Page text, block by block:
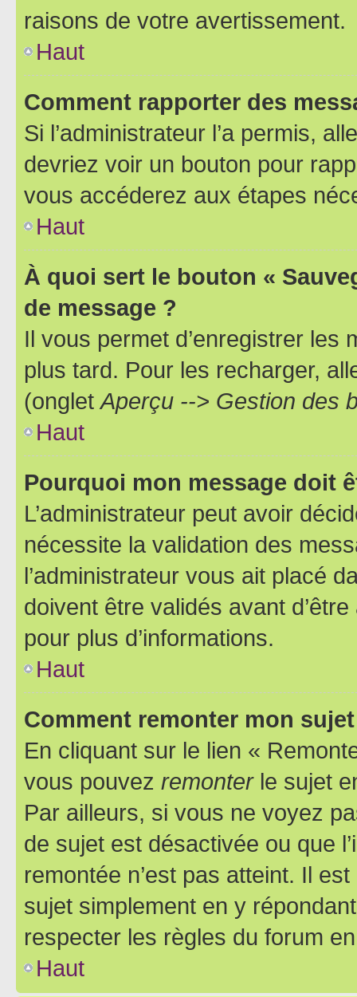
raisons de votre avertissement.
Haut
Comment rapporter des
Si l’administrateur l’a permis,
devriez voir un bouton pour
vous accéderez aux étapes
Haut
À quoi sert le bouton «
de message ?
Il vous permet d’enregistrer
plus tard. Pour les recharger,
(ongletAperçu --> Gestion des
Haut
Pourquoi mon message doit
L’administrateur peut avoir
nécessite la validation des
l’administrateur vous ait placé
doivent être validés avant
pour plus d’informations.
Haut
Comment remonter mon
En cliquant sur le lien «
vous pouvez remonterle sujet
Par ailleurs, si vous ne voyez
de sujet est désactivée ou que
remontée n’est pas atteint. Il
sujet simplement en y
respecter les règles du forum
Haut